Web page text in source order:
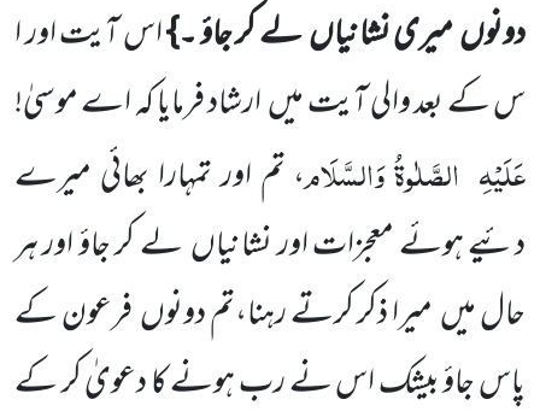
دونوںمیری نشانیاںلے کر جاؤ ۔}اس آیت اور ا
س کے بعد والی آیت میںارشاد فرمایا کہ اے موسیٰ!
عَلَیْہِ الصَّلٰوۃُ وَالسَّلَام، تم اور تمہارا بھائی میرے
دئیے ہوئے معجزات اور نشانیاںلے کر جاؤ اور ہر
حال میںمیرا ذکر کرتے رہنا،تم دونوںفرعون کے
پاس جاؤ بیشک اس نے رب ہونے کا دعویٰ کر کے